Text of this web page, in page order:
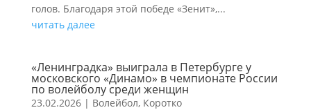
голов. Благодаря этой победе «Зенит»,...
читать далее
«Ленинградка» выиграла в Петербурге у
московского «Динамо» в чемпионате России
по волейболу среди женщин
23.02.2026| Волейбол, Коротко